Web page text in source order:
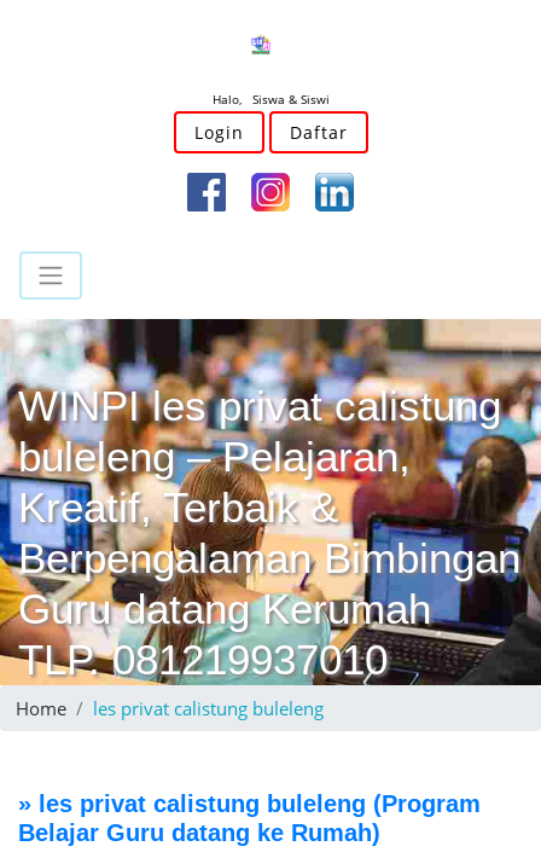
Halo, Siswa & Siswi
Login Daftar
WINPI les privat calistung
buleleng – Pelajaran,
Kreatif, Terbaik &
Berpengalaman Bimbingan
Guru datang Kerumah
TLP. 081219937010
Home les privat calistung buleleng
» les privat calistung buleleng (Program
Belajar Guru datang ke Rumah)